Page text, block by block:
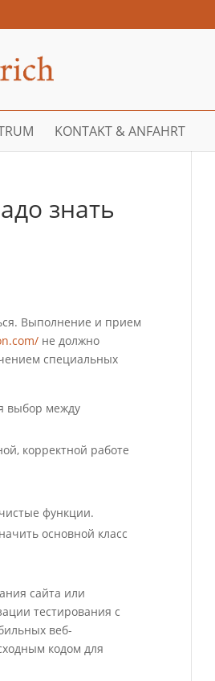
KONTAKT & ANFAHRT
знать
Выполнение и прием
не должно
специальных
выбор между
корректной работе
функции.
основной класс
сайта или
тестирования с
веб-
кодом для